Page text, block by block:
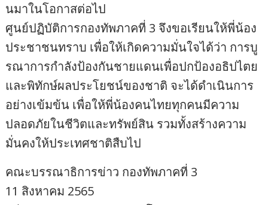
นมาในโอกาสต่อไป
ศูนย์ปฏิบัติการกองทัพภาคที่ 3 จึงขอเรียนให้พี่น้อง
ประชาชนทราบ เพื่อให้เกิดความมั่นใจได้ว่า การบู
รณาการกำลังป้องกันชายแดนเพื่อปกป้องอธิปไตย
และพิทักษ์ผลประโยชน์ของชาติ จะได้ดำเนินการ
อย่างเข้มข้น เพื่อให้พี่น้องคนไทยทุกคนมีความ
ปลอดภัยในชีวิตและทรัพย์สิน รวมทั้งสร้างความ
มั่นคงให้ประเทศชาติสืบไป
คณะบรรณาธิการข่าว กองทัพภาคที่ 3
11 สิงหาคม 2565